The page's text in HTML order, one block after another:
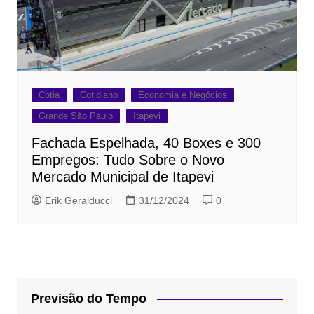
Cotia Cotidiano
Economia e Negócios
Grande São Paulo
Itapevi
Fachada Espelhada, 40 Boxes e 300
Empregos: Tudo Sobre o Novo
Mercado Municipal de Itapevi
Erik Geralducci 31/12/2024 0
Previsão do Tempo